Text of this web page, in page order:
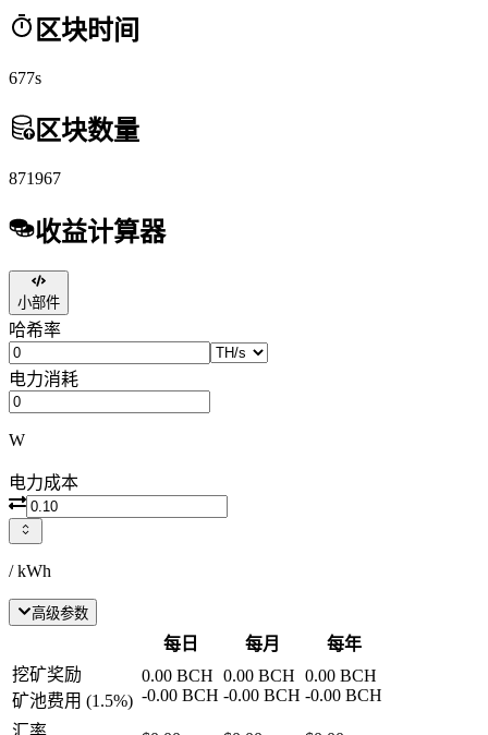
区块时间
677s
区块数量
871967
收益计算器
小部件
哈希率
电力消耗
W
电力成本
/ kWh
高级参数
每日 每月
每年
挖矿奖励
矿池费用 (1.5%)
0.00 BCH
-0.00 BCH
0.00 BCH
-0.00 BCH
0.00 BCH
-0.00 BCH